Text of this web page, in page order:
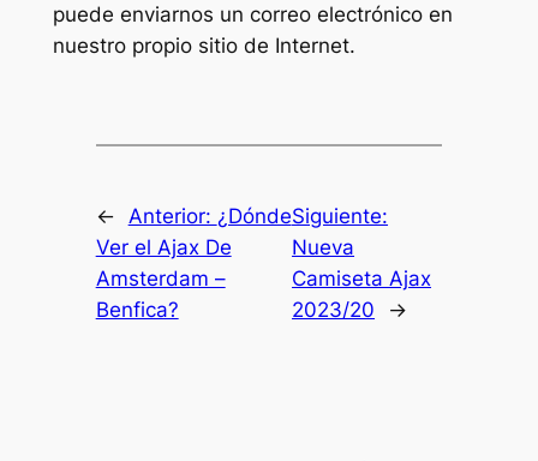
puede enviarnos un correo electrónico en
nuestro propio sitio de Internet.
← Anterior: ¿Dónde
Ver el Ajax De
Amsterdam –
Benfica?
Siguiente:
Nueva
Camiseta Ajax
2023/20
→